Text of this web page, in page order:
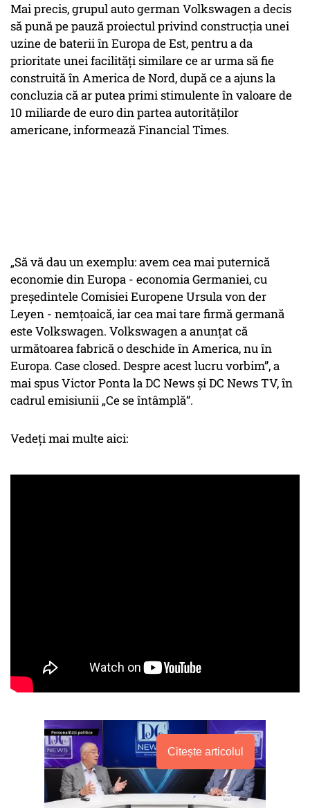
Mai precis, grupul auto german Volkswagen a decis
să pună pe pauză proiectul privind construcţia unei
uzine de baterii în Europa de Est, pentru a da
prioritate unei facilităţi similare ce ar urma să fie
construită în America de Nord, după ce a ajuns la
concluzia că ar putea primi stimulente în valoare de
10 miliarde de euro din partea autorităţilor
americane, informează Financial Times.
„Să vă dau un exemplu: avem cea mai puternică
economie din Europa - economia Germaniei, cu
președintele Comisiei Europene Ursula von der
Leyen - nemțoaică, iar cea mai tare firmă germană
este Volkswagen. Volkswagen a anunțat că
următoarea fabrică o deschide în America, nu în
Europa. Case closed. Despre acest lucru vorbim”, a
mai spus Victor Ponta la DC News și DC News TV, în
cadrul emisiunii „Ce se întâmplă”.
Vedeți mai multe aici:
Citește articolul